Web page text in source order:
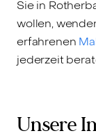
Sie in
wollen,
erfahrenen
jederzeit
Unsere